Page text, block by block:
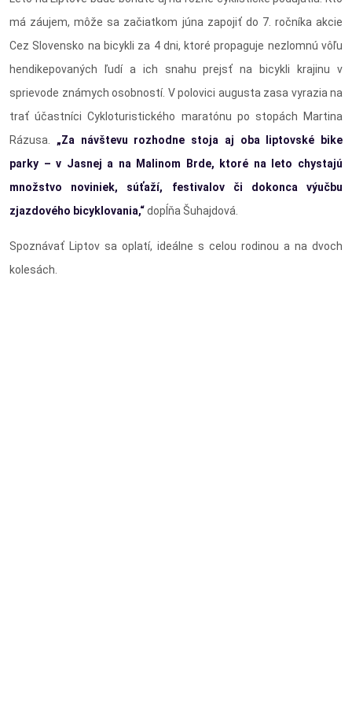
má záujem, môže sa začiatkom júna zapojiť do 7. ročníka akcie
Cez Slovensko na bicykli za 4 dni, ktoré propaguje nezlomnú vôľu
hendikepovaných ľudí a ich snahu prejsť na bicykli krajinu v
sprievode známych osobností. V polovici augusta zasa vyrazia na
trať účastníci Cykloturistického maratónu po stopách Martina
Rázusa.
„Za návštevu rozhodne stoja aj oba liptovské bike
parky – v Jasnej a na Malinom Brde, ktoré na leto chystajú
množstvo noviniek, súťaží, festivalov či dokonca výučbu
zjazdového bicyklovania,“dopĺňa Šuhajdová.
Spoznávať Liptov sa oplatí, ideálne s celou rodinou a na dvoch
kolesách.